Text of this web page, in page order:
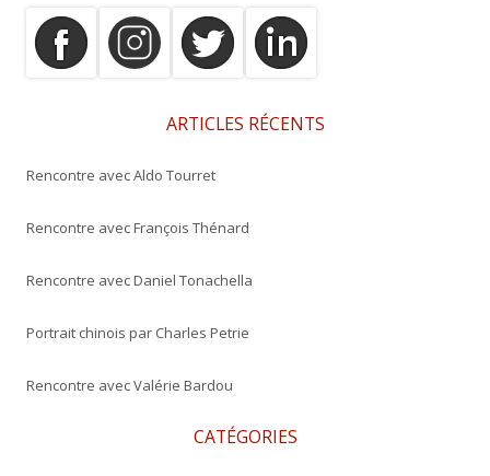
ARTICLES RÉCENTS
Rencontre avec Aldo Tourret
Rencontre avec François Thénard
Rencontre avec Daniel Tonachella
Portrait chinois par Charles Petrie
Rencontre avec Valérie Bardou
CATÉGORIES